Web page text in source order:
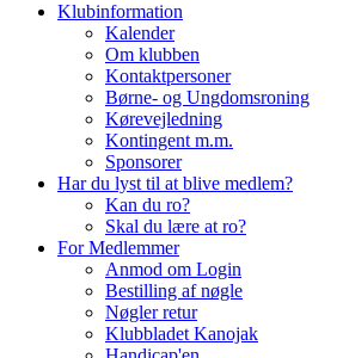
Klubinformation
Kalender
Om klubben
Kontaktpersoner
Børne- og Ungdomsroning
Kørevejledning
Kontingent m.m.
Sponsorer
Har du lyst til at blive medlem?
Kan du ro?
Skal du lære at ro?
For Medlemmer
Anmod om Login
Bestilling af nøgle
Nøgler retur
Klubbladet Kanojak